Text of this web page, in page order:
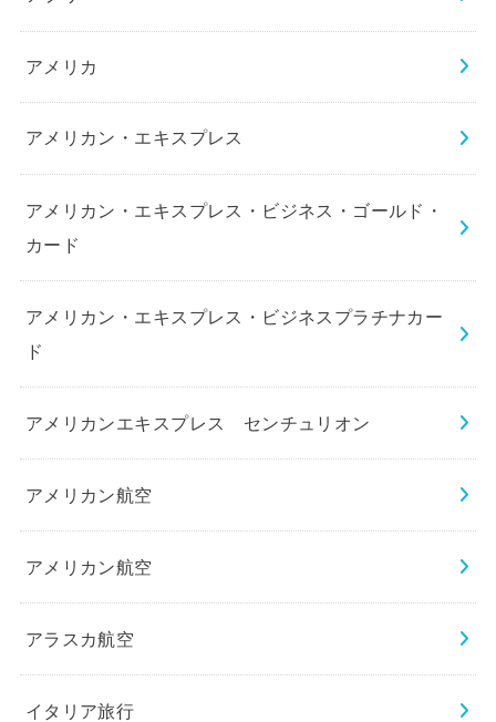
アメリカ
アメリカン・エキスプレス
アメリカン・エキスプレス・ビジネス・ゴールド・
カード
アメリカン・エキスプレス・ビジネスプラチナカー
ド
アメリカンエキスプレス センチュリオン
アメリカン航空
アメリカン航空
アラスカ航空
イタリア旅行